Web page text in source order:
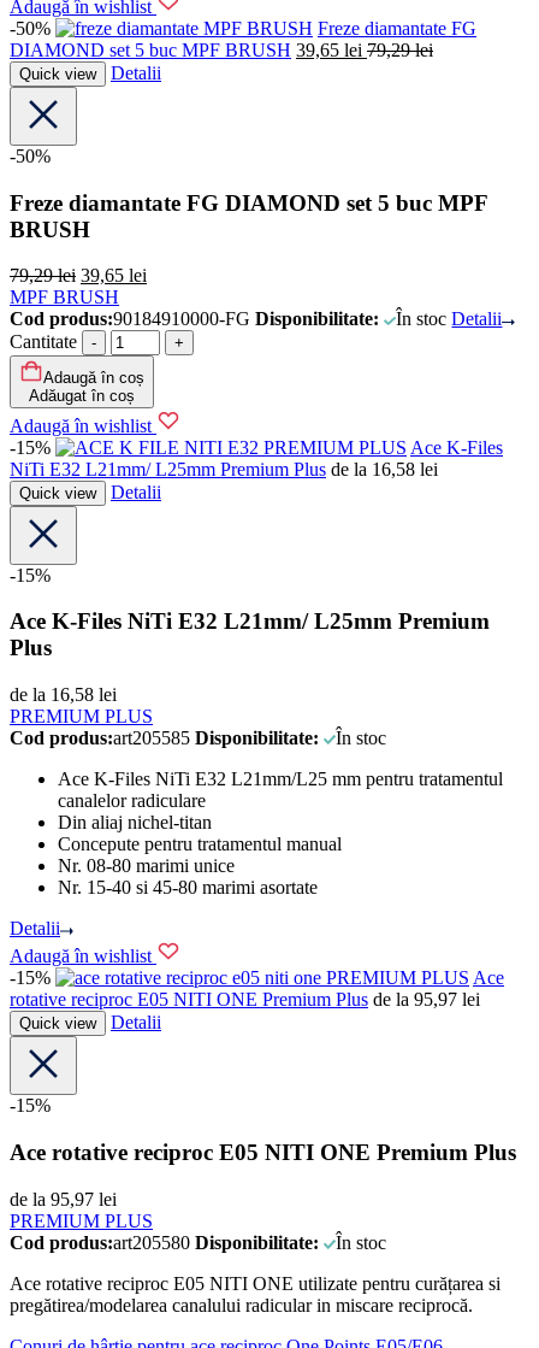
Adaugă în wishlist
-50%
MPF BRUSH Freze diamantate FG
DIAMOND set 5 buc MPF BRUSH 39,65 lei 79,29lei
Quick view Detalii
-50%
Freze diamantate FG DIAMOND set 5 buc MPF
BRUSH
79,29lei 39,65 lei
MPF BRUSH
Cod produs:90184910000-FG Disponibilitate: În stocDetalii
Cantitate
Adaugă în coș
Adăugat în coș
Adaugă în wishlist
-15%
PREMIUM PLUS Ace K-Files
NiTi E32 L21mm/ L25mm Premium Plus de la 16,58 lei
Quick view Detalii
-15%
Ace K-Files NiTi E32 L21mm/ L25mm Premium
Plus
de la 16,58 lei
PREMIUM PLUS
Cod produs:art205585 Disponibilitate:
În stoc
Ace K-Files NiTi E32 L21mm/L25 mm pentru tratamentul
canalelor radiculare
Din aliaj nichel-titan
Concepute pentru tratamentul manual
Nr. 08-80 marimi unice
Nr. 15-40 si 45-80 marimi asortate
Detalii
Adaugă în wishlist
-15%
PREMIUM PLUS Ace
rotative reciproc E05 NITI ONE Premium Plus de la 95,97 lei
Quick view Detalii
-15%
Ace rotative reciproc E05 NITI ONE Premium Plus
de la 95,97 lei
PREMIUM PLUS
Cod produs:art205580 Disponibilitate:
În stoc
Ace rotative reciproc E05 NITI ONE utilizate pentru curățarea si
pregătirea/modelarea canalului radicular in miscare reciprocă.